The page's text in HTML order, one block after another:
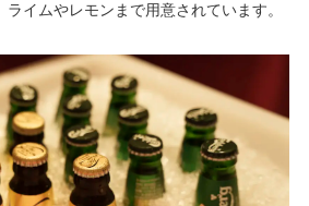
イムやレモンまで用意されています。